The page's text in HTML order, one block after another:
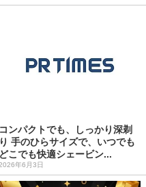
コンパクトでも、しっかり深剃
り 手のひらサイズで、いつでも
どこでも快適シェービン...
年6月3日